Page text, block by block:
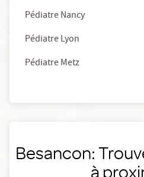
Pédiatre Nancy
Pédiatre Lyon
Pédiatre Metz
Besancon:
à